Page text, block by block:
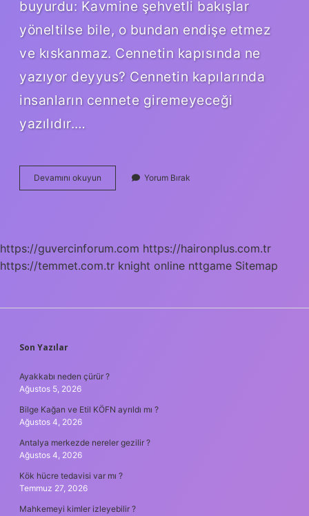
buyurdu: Kavmine şehvetli bakışlar
yöneltilse bile, o bundan endişe etmez
ve kıskanmaz. Cennetin kapısında ne
yazıyor deyyus? Cennetin kapılarında
insanların cennete giremeyeceği
yazılıdır.…
Devamını okuyun
Kimlere
Yorum Bırak
https://guvercinforum.com https://haironplus.com.tr
https://temmet.com.tr knight online nttgame Sitemap
SIDEBAR
Son Yazılar
Ayakkabı neden çürür ?
Ağustos 5, 2026
Bilge Kağan ve Etil KÖFN ayrıldı mı ?
Ağustos 4, 2026
Antalya merkezde nereler gezilir ?
Ağustos 4, 2026
Kök hücre tedavisi var mı ?
Temmuz 27, 2026
Mahkemeyi kimler izleyebilir ?